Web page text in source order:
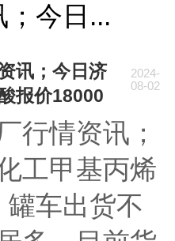
今日...
讯；今日济
报价18000
2024-
08-02
行情资讯；
工甲基丙烯
罐车出货不